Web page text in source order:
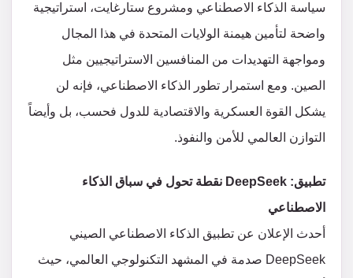
سياسة الذكاء الاصطناعي ومشروع ستارغايت، استراتيجية
واضحة لتأمين هيمنة الولايات المتحدة في هذا المجال
ومواجهة التهديدات من المنافسين الاستراتيجيين مثل
الصين. ومع استمرار تطور الذكاء الاصطناعي، فإنه لن
يشكل القوة العسكرية والاقتصادية للدول فحسب، بل وأيضاً
التوازن العالمي للأمن والنفوذ.
تطبيق: DeepSeek نقطة تحول في سباق الذكاء
الاصطناعي
أحدث الإعلان عن تطبيق الذكاء الاصطناعي الصيني
DeepSeek صدمة في المشهد التكنولوجي العالمي، حيث